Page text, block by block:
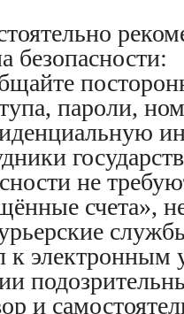
безопасности:
пароли,
не
счета»,
к электронным
и